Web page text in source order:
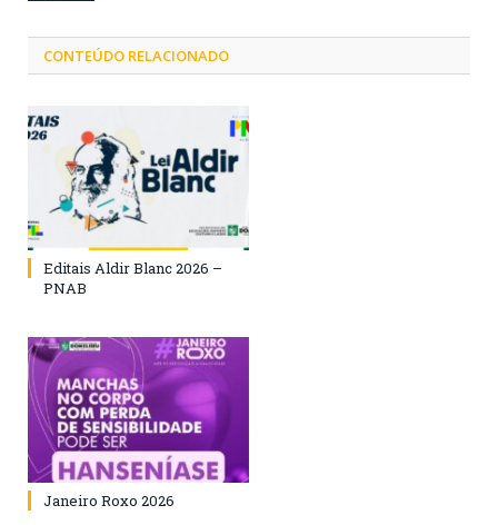
CONTEÚDO RELACIONADO
Editais Aldir Blanc 2026 –
PNAB
Janeiro Roxo 2026